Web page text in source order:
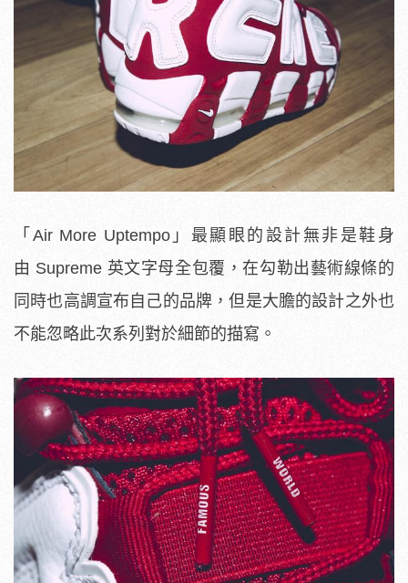
「Air More Uptempo」最顯眼的設計無非是鞋身
由 Supreme 英文字母全包覆，在勾勒出藝術線條的
同時也高調宣布自己的品牌，但是大膽的設計之外也
不能忽略此次系列對於細節的描寫。